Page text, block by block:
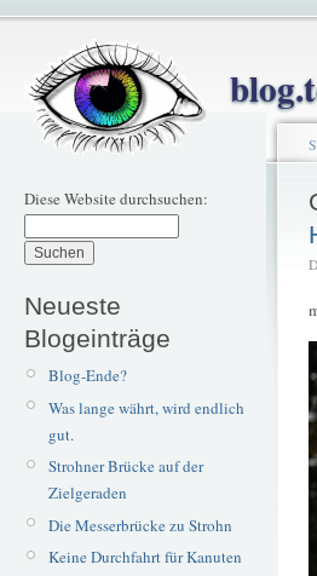
Diese Website durchsuchen:
Neueste
Blogeinträge
Blog-Ende?
Was lange währt, wird endlich
gut.
Strohner Brücke auf der
Zielgeraden
Die Messerbrücke zu Strohn
Keine Durchfahrt für Kanuten